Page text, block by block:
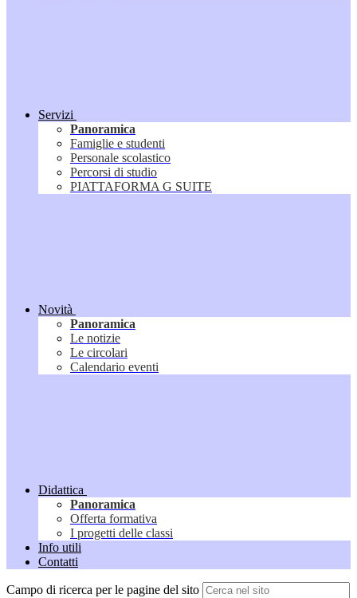
Servizi
Panoramica
Famiglie e studenti
Personale scolastico
Percorsi di studio
PIATTAFORMA G SUITE
Novità
Panoramica
Le notizie
Le circolari
Calendario eventi
Didattica
Panoramica
Offerta formativa
I progetti delle classi
Info utili
Contatti
Campo di ricerca per le pagine del sito